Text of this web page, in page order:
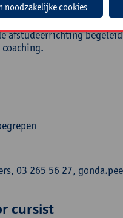
en leercoach in
bij de Hogeschool
afstudeerrichting
03 265 56 27,
cursist